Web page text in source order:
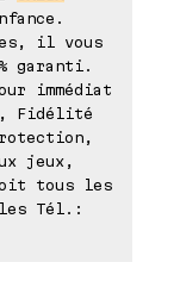
il vous
garanti.
immédiat
Fidélité
jeux,
tous les
Tél.: